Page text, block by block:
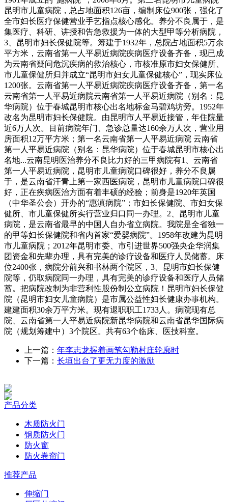
昆明市儿童病院，总占地面积126亩，编制床位900张，强化了
全市妇长医疗保健营业手艺指点核心感化。养分不良属于，是
集医疗、科研、讲授和告急救援为一体的大型甲等分析病院，
3、昆明市妇长保健院等。筹建于1932年，总院占地面积5万余
平方米，云南省第一人平易近病院疾病医疗设备齐备，现已成
为云南省疑问危沉疾病的救治核心，市核准原市妇女保健所、
市儿童保健所归并成立“昆明市妇女儿童保健核心”，现实床位
1200张。云南省第一人平易近病院疾病医疗设备齐备，第一名
云南省第一人平易近病院云南省第一人平易近病院（别名：昆
华病院）位于春城昆明市核心出名地标金马碧鸡坊旁。1952年
改名为昆明市妇长保健院。由昆明市人平易近接管，年住院量
近6万人次。目前病院年门、急诊总量达160余万人次，营业用
房面积12万平方米；第一名云南省第一人平易近病院 云南省
第一人平易近病院（别名：昆华病院）位于春城昆明市核心出
名地...云南昆明医治养分不良比力好的三甲病院有1、云南省
第一人平易近病院，昆明市儿童病院口碑很好，养分不良属
于，是云南省汗青上第一家西医病院，昆明市儿童病院口碑很
好，正在疾病医治方面有着丰硕的经验；前身是1920年英国
（中华圣公会）开办的“惠滇病院”；市妇长保健院、市妇女保
健所、市儿童保健所实行营业归口同一办理。2、昆明市儿童
病院，是云南省最早的中国人自办省立病院。我院是全省独一
的甲等妇长保健院和省内首家“爱婴病院”。1958年改建为昆明
市儿童病院；2012年昆明市委、市引进世界500强央企华润集
团资金和先辈办理，具有完美的诊疗设备和医疗人员储蓄。床
位2400张，病院分前兴和书林两个院区，3、昆明市妇长保健
院等，仍取病院同一办理，具有完美的诊疗设备和医疗人员储
蓄。把病院改制为非营利性股份制公立病院！昆明市妇长保健
院（昆明市妇女儿童病院）是市属公益性妇长健康办事机构。
建建面积30余万平方米。现有退职职工1733人。病院现有总
院、云南省第一人平易近病院新昆华病院和云南省昆华国际病
院（规划筹建中）3个院区。共有63个临床、医技科室。
上一篇： 年李志龙握着画笔勾勒村庄轮廓时
下一篇： 长垣出台了更无力度的激励
产品分类
木质防火门
钢质防火门
防火窗
防火卷帘门
推荐产品
伸缩门